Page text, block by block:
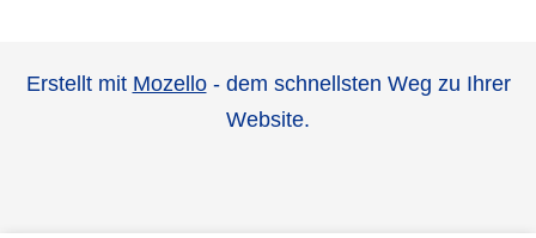
Erstellt mit Mozello- dem schnellsten Weg zu Ihrer
Website.